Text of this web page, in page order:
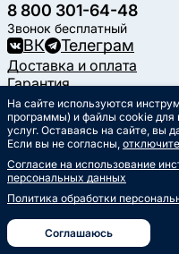
8 800 301-64-48
Звонок бесплатный
ВК Телеграм
Доставка и оплата
Гарантия
Контакты
Статьи
Музыкальный
Публичная оферта
Политика обработки
Согласие на обработку
На сайте используются
программы) и файлы cookie
услуг. Оставаясь на сайте, вы
Если вы не согласны,
Согласие на использование
персональных данных
Политика обработки
Соглашаюсь